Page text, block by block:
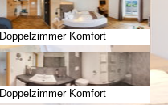
Doppelzimmer Komfort
Doppelzimmer Komfort